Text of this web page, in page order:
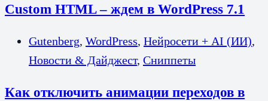
Custom HTML – ждем в WordPress 7.1
Gutenberg, WordPress, Нейросети + AI (ИИ),
Новости & Дайджест, Сниппеты
Как отключить анимации переходов в